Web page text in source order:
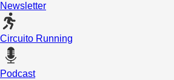
Newsletter
Circuito Running
Podcast